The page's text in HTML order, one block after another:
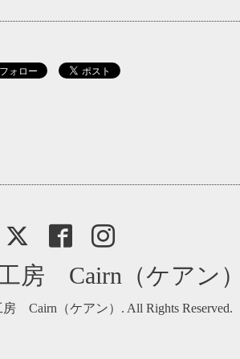
房 Cairn（ケアン
Cairn（ケアン） . All Rights Reserved.